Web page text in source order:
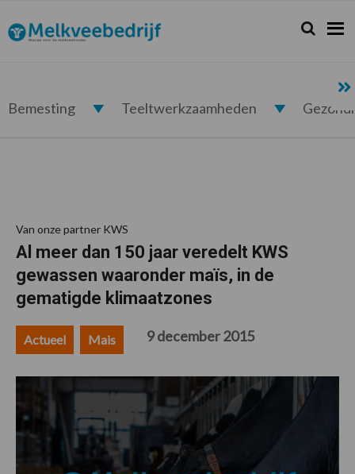
de
hoofdnavigatie
de
hoofd
de
eerste
de
voettekst
Melkveebedrijf.nl Zoeken...
Zoek
Bemesting Teeltwerkzaamheden
Van onze partner KWS
Al meer dan 150 jaar veredelt KWS
gewassen waaronder maïs, in de
gematigde klimaatzones
Actueel Mais 9 december 2015